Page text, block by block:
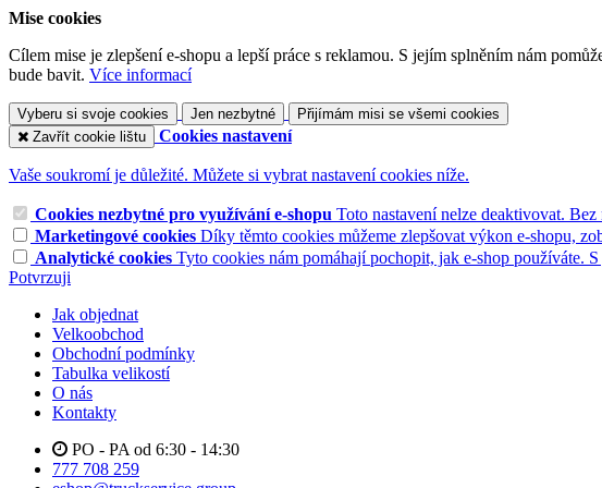
Mise cookies
Cílem mise je zlepšení e-shopu a lepší práce s reklamou. S jejím splněním nám
bude bavit. Více informací
Vyberu si svoje cookies Jen nezbytné
Přijímám misi se všemi cookies
Zavřít cookie lištu
Cookies nastavení
Vaše soukromí je důležité. Můžete si vybrat nastavení cookies níže.
Cookies nezbytné pro využívání e-shopu Toto nastavení nelze deaktivovat.
Marketingové cookies Díky těmto cookies můžeme zlepšovat výkon e-shopu,
Analytické cookies Tyto cookies nám pomáhají pochopit, jak e-shop používáte.
Potvrzuji
Jak objednat
Velkoobchod
Obchodní podmínky
Tabulka velikostí
O nás
Kontakty
PO - PA od 6:30 - 14:30
777 708 259